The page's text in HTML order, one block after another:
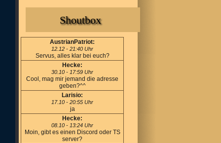
Shoutbox
AustrianPatriot:
12.12 - 21:40 Uhr
Servus, alles klar bei euch?
Hecke:
30.10 - 17:59 Uhr
Cool, mag mir jemand die adresse
geben?^^
Larisio:
17.10 - 20:55 Uhr
ja
Hecke:
08.10 - 13:24 Uhr
Moin, gibt es einen Discord oder TS
server?